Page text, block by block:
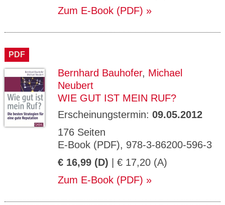
Zum E-Book (PDF)
PDF
Bernhard Bauhofer, Michael
Neubert
WIE GUT IST MEIN RUF?
Erscheinungstermin: 09.05.2012
176 Seiten
E-Book (PDF), 978-3-86200-596-3
€ 16,99 (D) | € 17,20 (A)
Zum E-Book (PDF)